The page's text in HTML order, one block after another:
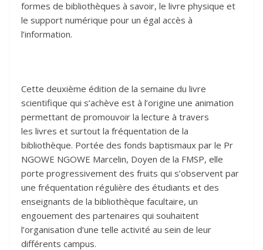
formes de bibliothèques à savoir, le livre physique et
le support numérique pour un égal accès à
l’information.
Cette deuxième édition de la semaine du livre
scientifique qui s’achève est à l’origine une animation
permettant de promouvoir la lecture à travers
les livres et surtout la fréquentation de la
bibliothèque. Portée des fonds baptismaux par le Pr
NGOWE NGOWE Marcelin, Doyen de la FMSP, elle
porte progressivement des fruits qui s’observent par
une fréquentation régulière des étudiants et des
enseignants de la bibliothèque facultaire, un
engouement des partenaires qui souhaitent
l’organisation d’une telle activité au sein de leur
différents campus.